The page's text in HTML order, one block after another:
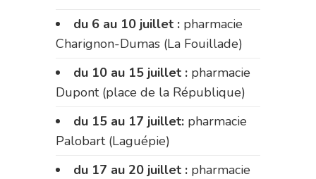
du 6 au 10 juillet : pharmacie
Charignon-Dumas (La Fouillade)
du 10 au 15 juillet : pharmacie
Dupont (place de la République)
du 15 au 17 juillet: pharmacie
Palobart (Laguépie)
du 17 au 20 juillet : pharmacie